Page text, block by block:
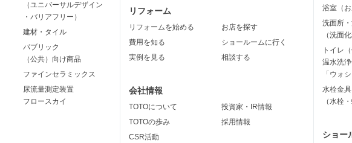
（ユニバーサルデザイン
・バリアフリー）
建材・タイル
パブリック
（公共）向け商品
ファインセラミックス
尿流量測定装置
フロースカイ
リフォーム
リフォームを始める
費用を知る
実例を見る
お店を探す
ショールームに行く
相談する
会社情報
TOTOについて
TOTOの歩み
CSR活動
投資家・IR情報
採用情報
浴室（
洗面所
（洗面
トイレ
温水洗
「ウォ
水栓金具
（水栓
ショー